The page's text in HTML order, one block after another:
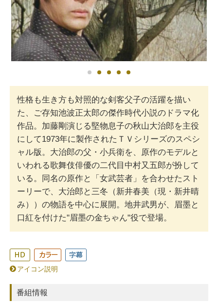
性格も生き方も対照的な剣客父子の活躍を描い
た、ご存知池波正太郎の傑作時代小説のドラマ化
作品。加藤剛演じる堅物息子の秋山大治郎を主役
にして1973年に製作されたＴＶシリーズのスペシ
ャル版。大治郎の父・小兵衛を、原作のモデルと
いわれる歌舞伎俳優の二代目中村又五郎が扮して
いる。同名の原作と「女武芸者」を合わせたスト
ーリーで、大治郎と三冬（新井春美（現・新井晴
み））の物語を中心に展開。地井武男が、眉墨と
口紅を付けた"眉墨の金ちゃん"役で登場。
アイコン説明
番組情報